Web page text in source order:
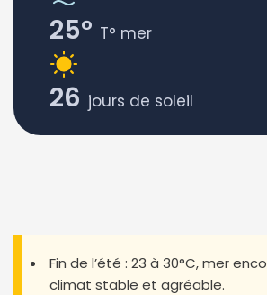
25° T° mer
26 jours de soleil
Fin de l’été : 23 à 30°C, mer
climat stable et agréable.